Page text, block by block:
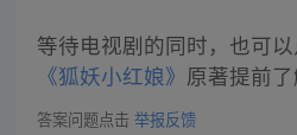
等待电视剧的同时，也可
《狐妖小红娘》 原著提前了
答案问题点击 举报反馈